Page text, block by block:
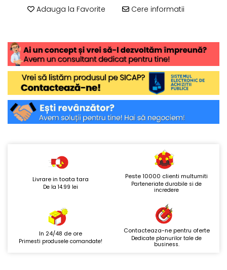
Adauga la Favorite Cere informatii
Livrare in toata tara
De la 14.99 lei
Peste 10000 clienti multumiti
Parteneriate durabile si de
incredere
In 24/48 de ore
Primesti produsele comandate!
Contacteaza-ne pentru oferte
Dedicate planurilor tale de
business.